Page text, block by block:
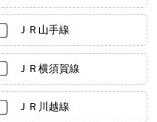
ＪＲ山手線
ＪＲ横須賀線
ＪＲ川越線